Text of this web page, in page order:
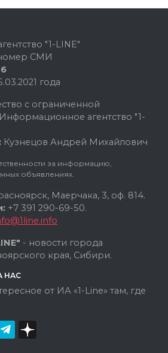
"1-LINE"
СМИ
года
с ограниченной
агентство "1-
Кузнецов Андрей Михайлович
за информацию,
объявлениях.
Маерчака, 3, оф. 814.
+7 391 290-69-50.
- новости города
края, Сибири.
НАС
от ИА «1-Line» там, где